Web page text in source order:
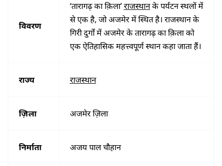
विवरण
‘तारागढ़ का क़िला’राजस्थानके पर्यटन स्थलों में
से एक है, जो अजमेर में स्थित है। राजस्थान के
गिरी दुर्गों में अजमेर के तारागढ़ का क़िला को
एक ऐतिहासिक महत्त्वपूर्ण स्थान कहा जाता हैं।
राज्य राजस्थान
ज़िला अजमेर ज़िला
निर्माता अजय पाल चौहान